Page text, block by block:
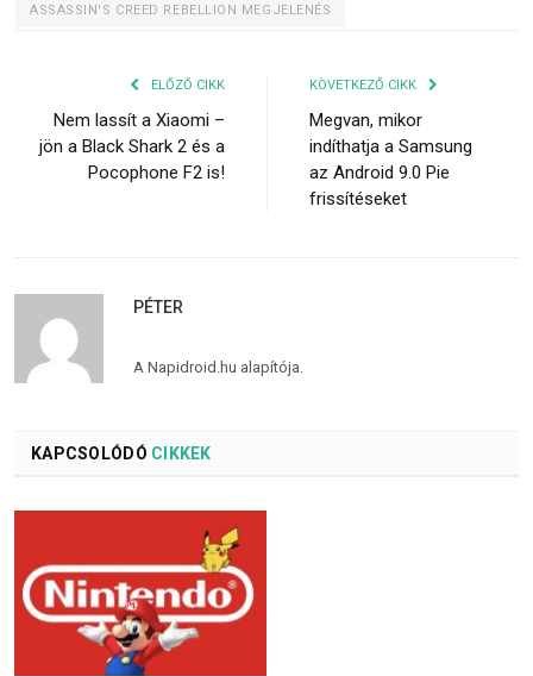
ASSASSIN'S CREED REBELLION MEGJELENÉS
ELŐZŐ CIKK
Nem lassít a Xiaomi –
jön a Black Shark 2 és a
Pocophone F2 is!
KÖVETKEZŐ CIKK
Megvan, mikor
indíthatja a Samsung
az Android 9.0 Pie
frissítéseket
PÉTER
A Napidroid.hu alapítója.
KAPCSOLÓDÓ CIKKEK